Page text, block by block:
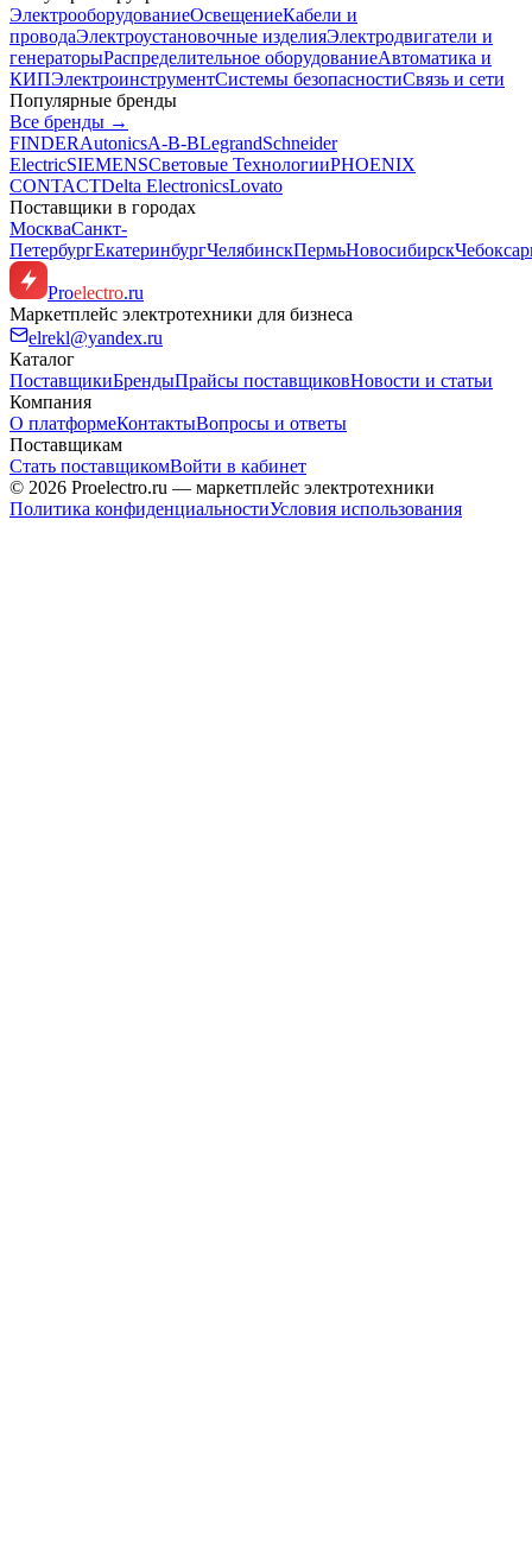
ЭлектрооборудованиеОсвещениеКабели и
проводаЭлектроустановочные изделияЭлектродвигатели и
генераторыРаспределительное оборудованиеАвтоматика и
КИПЭлектроинструментСистемы безопасностиСвязь и сети
Популярные бренды
Все бренды →
FINDERAutonicsA-B-BLegrandSchneider
ElectricSIEMENSСветовые ТехнологииPHOENIX
CONTACTDelta ElectronicsLovato
Поставщики в городах
МоскваСанкт-
ПетербургЕкатеринбургЧелябинскПермьНовосибирск
Proelectro.ru
Маркетплейс электротехники для бизнеса
elrekl@yandex.ru
Каталог
ПоставщикиБрендыПрайсы поставщиковНовости и статьи
Компания
О платформеКонтактыВопросы и ответы
Поставщикам
Стать поставщикомВойти в кабинет
© 2026 Proelectro.ru — маркетплейс электротехники
Политика конфиденциальностиУсловия использования